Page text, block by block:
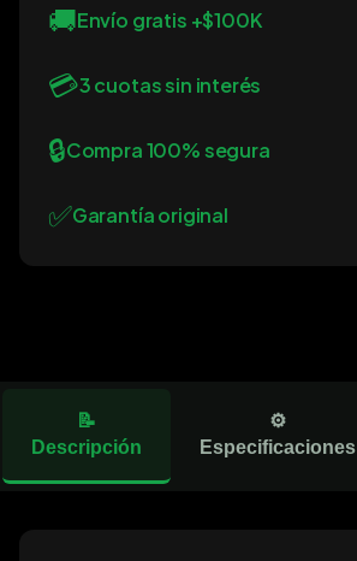
🚚Envío gratis +$100K
💳3 cuotas sin interés
🔒Compra 100% segura
✅Garantía original
📝
Descripción
⚙️
Especificaciones